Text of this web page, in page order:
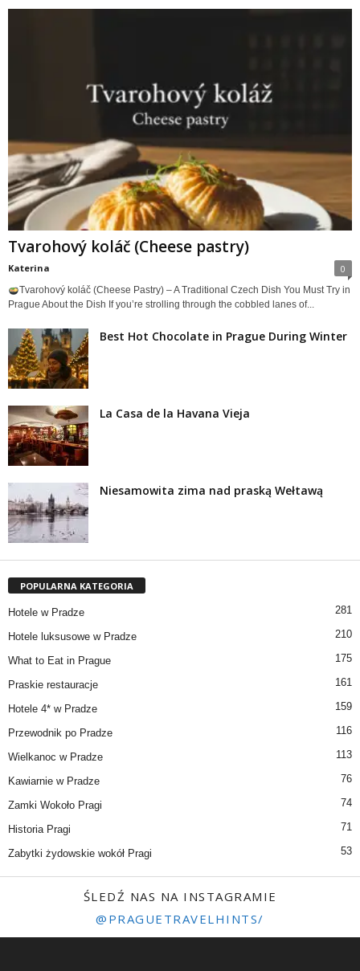
Tvarohový koláč (Cheese pastry)
Katerina 0
Tvarohový koláč (Cheese Pastry) – A Traditional Czech Dish You Must Try in
Prague About the Dish If you’re strolling through the cobbled lanes of...
Best Hot Chocolate in Prague During Winter
La Casa de la Havana Vieja
Niesamowita zima nad praską Wełtawą
POPULARNA KATEGORIA
Hotele w Pradze 281
Hotele luksusowe w Pradze 210
What to Eat in Prague 175
Praskie restauracje 161
Hotele 4* w Pradze 159
Przewodnik po Pradze 116
Wielkanoc w Pradze 113
Kawiarnie w Pradze 76
Zamki Wokoło Pragi 74
Historia Pragi 71
Zabytki żydowskie wokół Pragi 53
ŚLEDŹ NAS NA INSTAGRAMIE
@PRAGUETRAVELHINTS/